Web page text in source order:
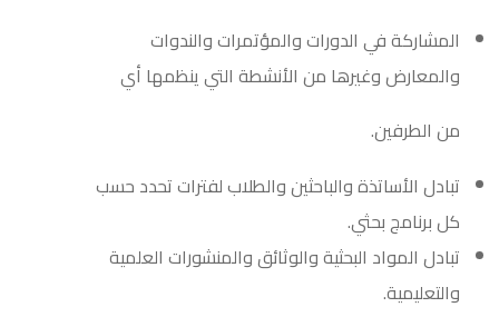
المشاركة في الدورات والمؤتمرات والندوات
والمعارض وغيرها من الأنشطة التي ينظمها أي
من الطرفين.
تبادل الأساتذة والباحثين والطلاب لفترات تحدد حسب
كل برنامج بحثي.
تبادل المواد البحثية والوثائق والمنشورات العلمية
والتعليمية.